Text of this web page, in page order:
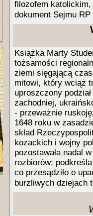
filozofem katolickim,
dokument Sejmu
Książka Marty
tożsamości
ziemi sięgającą
mitowi, który wciąż
uproszczony
zachodniej,
- przeważnie
1648 roku w
skład
kozackich i wojny
pozostawała nadal
rozbiorów;
co przesądziło o
burzliwych dziejach